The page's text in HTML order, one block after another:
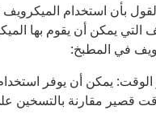
بأن استخدام
التي يمكن أن يقوم بها
في المطبخ:
الوقت: يمكن أن يوفر
قصير مقارنة بالتسخين